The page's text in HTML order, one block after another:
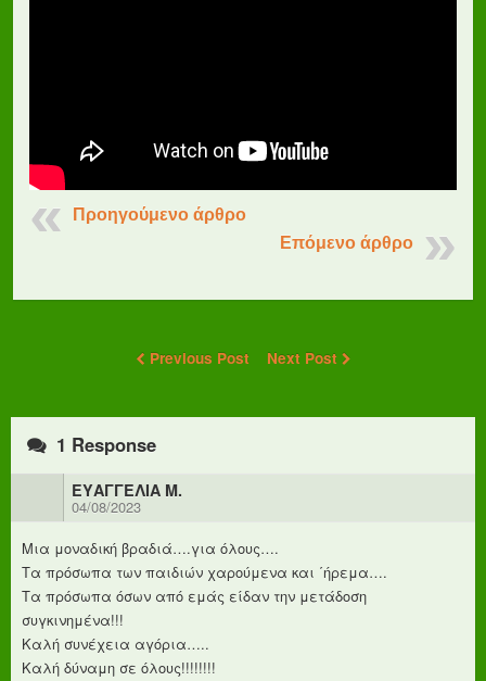
Προηγούμενο άρθρο
Επόμενο άρθρο
Previous Post Next Post
1 Response
ΕΥΑΓΓΕΛΙΑ Μ.
04/08/2023
Μια μοναδική βραδιά….για όλους….
Τα πρόσωπα των παιδιών χαρούμενα και ΄ήρεμα….
Τα πρόσωπα όσων από εμάς είδαν την μετάδοση
συγκινημένα!!!
Καλή συνέχεια αγόρια…..
Καλή δύναμη σε όλους!!!!!!!!